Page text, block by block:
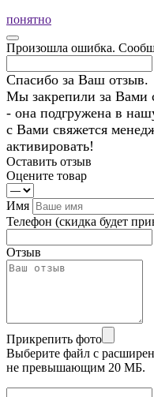
понятно
Произошла ошибка.
Спасибо за Ваш отзыв.
Мы закрепили за Вами
- она подгружена в
с Вами свяжется
активировать!
Оставить отзыв
Оцените товар
Имя
Телефон (скидка будет
Отзыв
Прикрепить фото
Выберите файл с
не превышающим 20 МБ.